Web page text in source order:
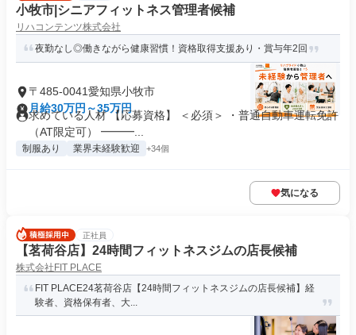
小牧市|シニアフィットネス管理者候補
リハコンテンツ株式会社
夜勤なし◎働きながら健康習慣！資格取得支援あり・賞与年2回
〒485-0041愛知県小牧市
月給30万円～35万円
求めている人材 【応募資格】 ＜必須＞ ・普通自動車運転免許
（AT限定可） ━━━...
制服あり 業界未経験歓迎 +34個
気になる
正社員
【茗荷谷店】24時間フィットネスジムの店長候補
株式会社FIT PLACE
FIT PLACE24茗荷谷店【24時間フィットネスジムの店長候補】経
験者、資格保有者、大...